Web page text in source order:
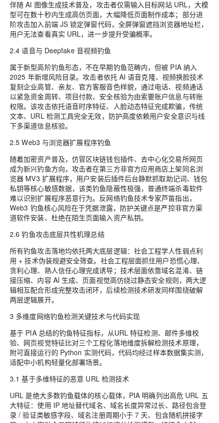
伴随 AI 图像生成技术普及，攻击者仅需输入目标网站 URL，大模
型可在数十秒内生成高仿页面，大幅降低页面制作成本；部分进
阶攻击加入前端 JS 锁定弹窗代码，全屏弹窗遮挡浏览器地址栏，
用户无法查看真实 URL，进一步提升受骗概率。
2.4 语音与 Deepfake 音视频钓鱼
属于新型高阶钓鱼形态，不在早期钓鱼范畴内，但被 PIA 纳入
2025 年新增风险目录。攻击者依托 AI 语音克隆、视频换脸技术
复刻企业高管、亲友、官方客服音色样貌，通过电话、视频通话
以紧急资金周转、项目付款、安全核验为由索要账户信息与转账
权限。该攻击依托语音时序特征、人脸动态特征完成欺骗，传统
文本、URL 检测工具完全无效，防护高度依赖用户安全意识与线
下多渠道信息核验。
2.5 Web3 与浏览器扩展程序钓鱼
随着加密资产普及，仿冒区块链钱包插件、去中心化交易所网页
成为新兴钓鱼方向，攻击者在第三方非官方应用商店上架同名浏
览器 MV3 扩展程序，用户安装后插件后台静默抓取助记词、钱包
私钥等核心敏感数据，该类钓鱼隐蔽性极强，普通终端杀毒软件
难以识别扩展程序恶意行为。反网络钓鱼技术专家芦笛指出，
Web3 钓鱼核心风险在于凭据泄露，防护关键点是严控非官方渠
道软件安装、杜绝在陌生页面输入资产私钥。
2.6 钓鱼攻击底层共性机理总结
所有钓鱼攻击落地均依托两大底层逻辑：社会工程学人性弱点利
用 + 技术伪装规避安全筛查。社会工程层面抓住用户恐慌心理、
贪利心理、熟人信任心理完成诱导；技术层面依靠域名混淆、链
接压缩、内容 AI 生成、页面视觉高仿绕过静态安全规则，两大逻
辑相互配合形成完整攻击闭环，后续检测技术研发同样围绕破解
两层逻辑展开。
3 多维度网络钓鱼检测关键技术与代码实现
基于 PIA 总结的钓鱼特征指标，从URL 特征检测、邮件多维校
验、网页视觉特征比对三个工程化落地维度拆解检测技术原理，
附可直接运行的 Python 实测代码，代码均经过样本数据集实测，
适配中小机构轻量化部署场景。
3.1 基于多维特征的恶意 URL 检测技术
URL 是绝大多数钓鱼载体的核心载体，PIA 明确列出高危 URL 五
大特征：使用 IP 地址替代域名、域名长度异常过长、路径包含登
录 / 验证类敏感字段、域名注册周期小于 7 天、包含随机拼接字